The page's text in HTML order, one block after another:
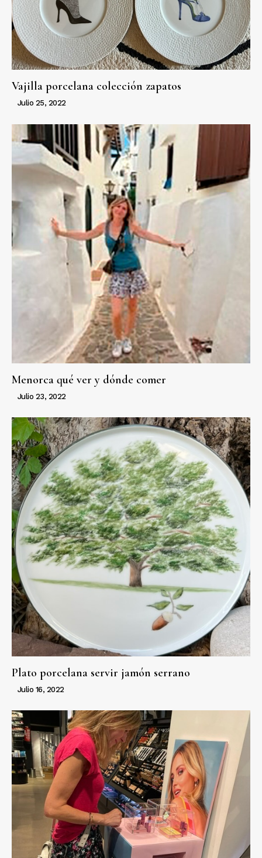
Vajilla porcelana colección zapatos
Julio 25, 2022
Menorca qué ver y dónde comer
Julio 23, 2022
Plato porcelana servir jamón serrano
Julio 16, 2022